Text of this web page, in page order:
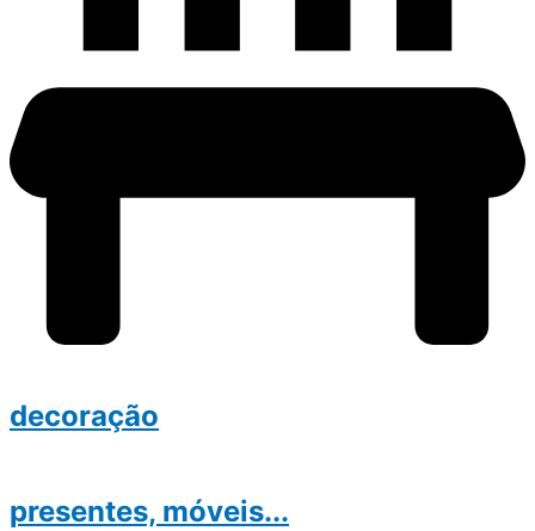
decoração
presentes, móveis...